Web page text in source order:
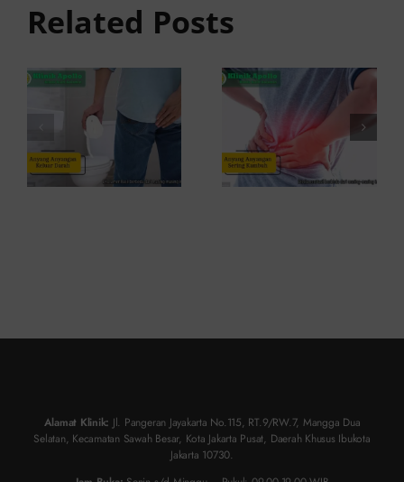
Related Posts
Darah:
Penyebab
dan Kapan
ke Dokter
Kambuh
dan Cara
Atasinya
Alamat Klinik: Jl. Pangeran Jayakarta No.115, RT.9/RW.7, Mangga Dua
Selatan, Kecamatan Sawah Besar, Kota Jakarta Pusat, Daerah Khusus Ibukota
Jakarta 10730.